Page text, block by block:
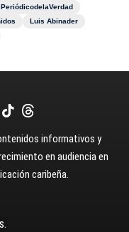
Luis Abinader
informativos y
en audiencia en
caribeña.